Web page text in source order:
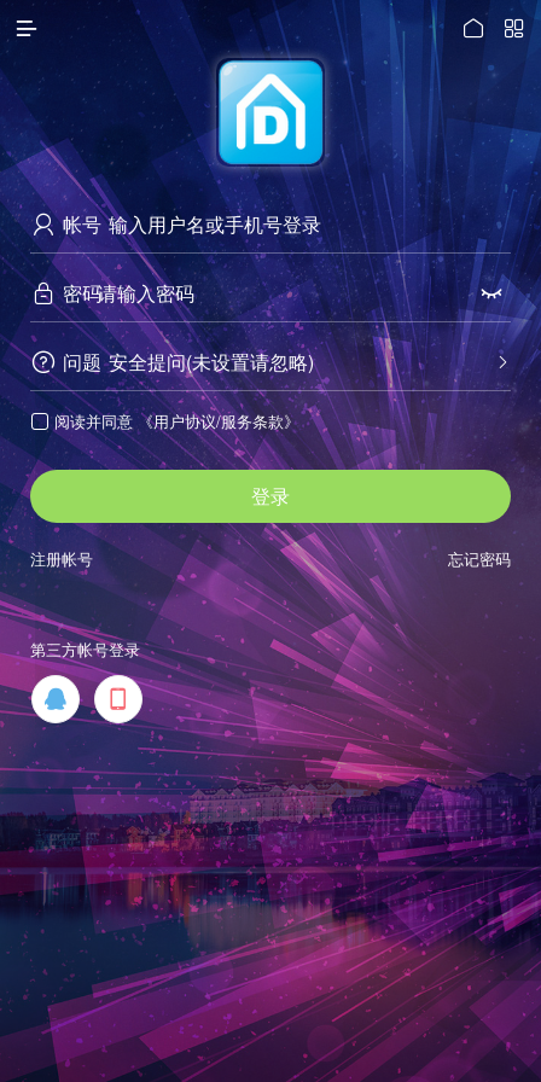

访问电脑版
 

 帐号
 密码 
 问题 
安全提问(未设置请忽略)
 阅读并同意 《用户协议/服务条款》
登录
忘记密码
注册帐号
第三方帐号登录
 